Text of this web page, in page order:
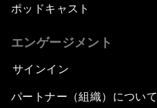
ポッドキャスト
エンゲージメント
サインイン
パートナー（組織）について